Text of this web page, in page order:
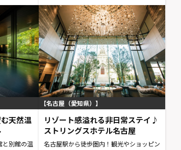
天然温
と別館の温
名古屋（愛知県）
リゾート感溢れる非日常ステイ♪
ストリングスホテル名古屋
名古屋駅から徒歩圏内！観光やショッピン